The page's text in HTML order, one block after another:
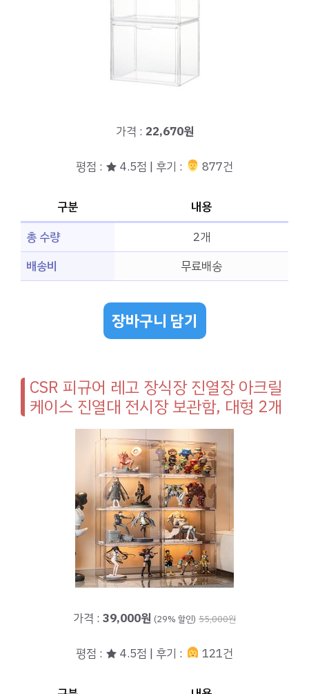
가격 : 22,670원
평점 : ★ 4.5점 | 후기 : ‍‍ 877건
구분
내용
총 수량
2개
배송비
무료배송
장바구니 담기
CSR 피규어 레고 장식장 진열장 아크릴
케이스 진열대 전시장 보관함, 대형 2개
가격 : 39,000원 (29% 할인) 55,000원
평점 : ★ 4.5점 | 후기 : 121건